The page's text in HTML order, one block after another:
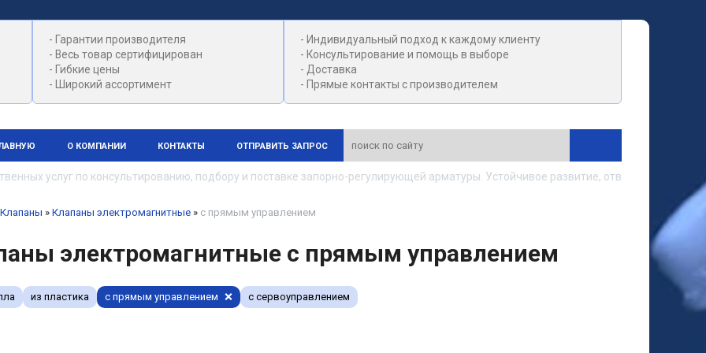
- Гарантии производителя
- Весь товар сертифицирован
- Гибкие цены
- Широкий ассортимент
- Индивидуальный подход к каждому клиенту
- Консультирование и помощь в выборе
- Доставка
- Прямые контакты с производителем
О КОМПАНИИ КОНТАКТЫ ОТПРАВИТЬ ЗАПРОС
услуг по консультированию, подбору и поставке запорно-регулирующей арматуры. Устойчивое развитие,
Клапаны » Клапаны электромагнитные » с прямым управлением
электромагнитные с прямым управлением
из пластика с прямым управлением с сервоуправлением